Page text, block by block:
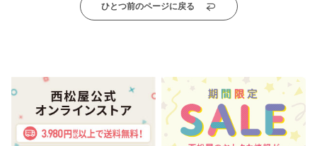
ひとつ前のページに戻る